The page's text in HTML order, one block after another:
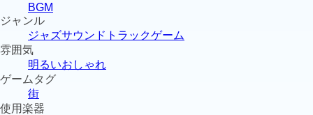
BGM
ジャンル
ジャズサウンドトラックゲーム
雰囲気
明るいおしゃれ
ゲームタグ
街
使用楽器